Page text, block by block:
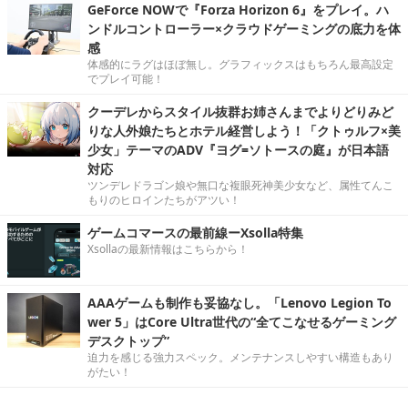
GeForce NOWで『Forza Horizon 6』をプレイ。ハ
ンドルコントローラー×クラウドゲーミングの底力を体
感
体感的にラグはほぼ無し。グラフィックスはもちろん最高設定
でプレイ可能！
クーデレからスタイル抜群お姉さんまでよりどりみど
りな人外娘たちとホテル経営しよう！「クトゥルフ×美
少女」テーマのADV『ヨグ=ソトースの庭』が日本語
対応
ツンデレドラゴン娘や無口な複眼死神美少女など、属性てんこ
もりのヒロインたちがアツい！
ゲームコマースの最前線ーXsolla特集
Xsollaの最新情報はこちらから！
AAAゲームも制作も妥協なし。「Lenovo Legion To
wer 5」はCore Ultra世代の“全てこなせるゲーミング
デスクトップ”
迫力を感じる強力スペック。メンテナンスしやすい構造もあり
がたい！